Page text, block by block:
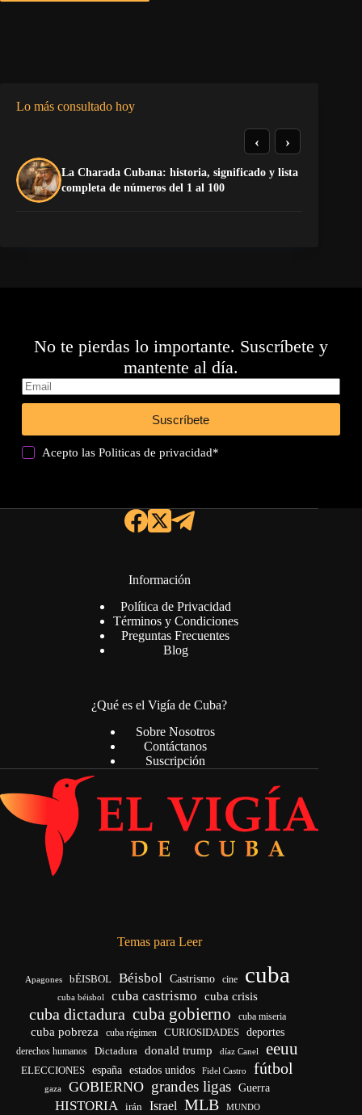
Lo más consultado hoy
La Charada Cubana: historia, significado y lista
completa de números del 1 al 100
‹ ›
No te pierdas lo importante. Suscríbete y
mantente al día.
Suscríbete
Acepto lasPoliticas de privacidad*
Información
Política de Privacidad
Términos y Condiciones
Preguntas Frecuentes
Blog
¿Qué es el Vigía de Cuba?
Sobre Nosotros
Contáctanos
Suscripción
Temas para Leer
Apagones bÉISBOL Béisbol Castrismo cine cuba
cuba béisbol cuba castrismo cuba crisis
cuba dictadura cuba gobierno cuba miseria
cuba pobreza cuba régimen CURIOSIDADES deportes
derechos humanos Dictadura donald trump díaz Canel eeuu
ELECCIONES españa estados unidos Fidel Castro fútbol
gaza GOBIERNO grandes ligas Guerra
HISTORIA irán Israel MLB MUNDO